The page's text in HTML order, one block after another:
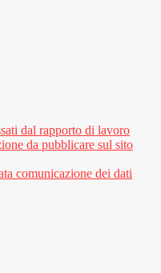
dal rapporto di lavoro
da pubblicare sul sito
comunicazione dei dati